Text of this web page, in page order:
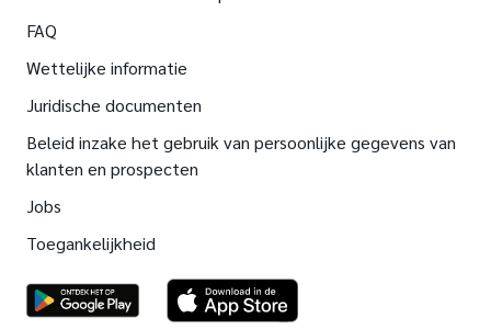
FAQ
Wettelijke informatie
Juridische documenten
Beleid inzake het gebruik van persoonlijke gegevens van
klanten en prospecten
Jobs
Toegankelijkheid